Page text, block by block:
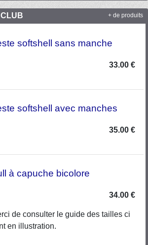
softshell sans manche
33.00 €
softshell avec manches
35.00 €
à capuche bicolore
34.00 €
de consulter le guide des tailles ci
en illustration.
+ de produits